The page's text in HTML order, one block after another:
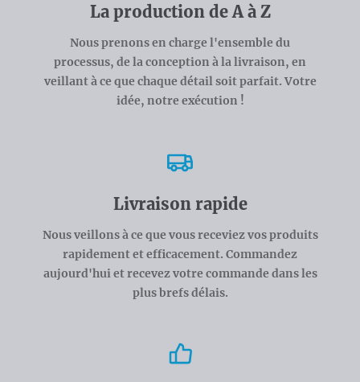
La production de A à Z
Nous prenons en charge l'ensemble du
processus, de la conception à la livraison, en
veillant à ce que chaque détail soit parfait. Votre
idée, notre exécution !
Livraison rapide
Nous veillons à ce que vous receviez vos produits
rapidement et efficacement. Commandez
aujourd'hui et recevez votre commande dans les
plus brefs délais.